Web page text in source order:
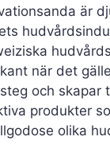
är
när det
och skapar
produkter
olika